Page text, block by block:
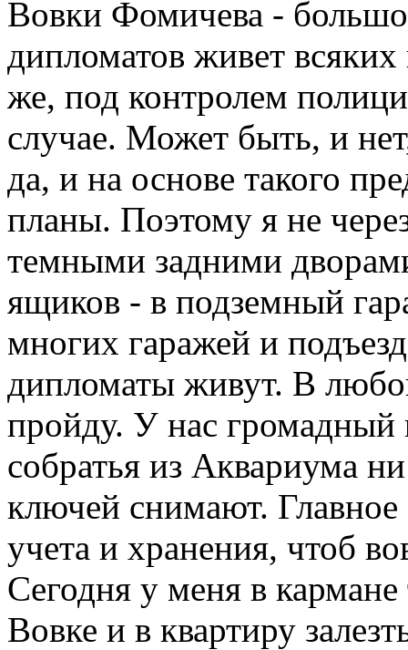
Вовки Фомичева -
дипломатов живет
же, под контролем
случае. Может быть, и
да, и на основе такого
планы. Поэтому я не
темными задними
ящиков - в подземный
многих гаражей и
дипломаты живут. В
пройду. У нас
собратья из Аквариума
ключей снимают.
учета и хранения, чтоб
Сегодня у меня в
Вовке и в квартиру